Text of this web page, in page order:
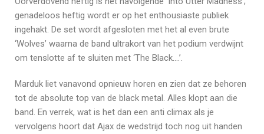
genadeloos heftig wordt er op het enthousiaste publiek
ingehakt. De set wordt afgesloten met het al even brute
‘Wolves’ waarna de band ultrakort van het podium verdwijnt
om tenslotte af te sluiten met ‘The Black….’.
Marduk liet vanavond opnieuw horen en zien dat ze behoren
tot de absolute top van de black metal. Alles klopt aan die
band. En verrek, wat is het dan een anti climax als je
vervolgens hoort dat Ajax de wedstrijd toch nog uit handen